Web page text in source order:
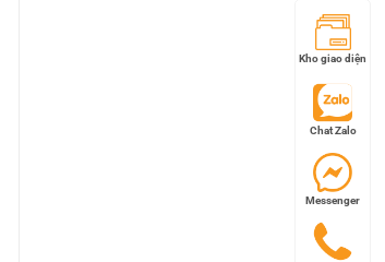
Kho giao diện
Chat Zalo
Messenger